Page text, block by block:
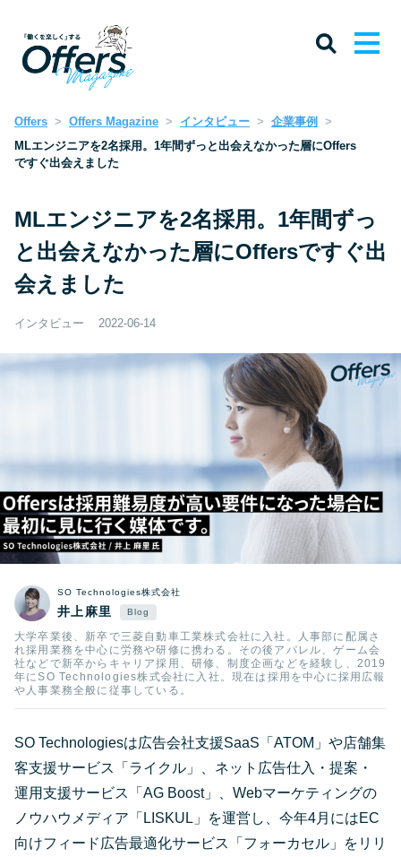
Offers Offers Magazine インタビュー
企業事例
MLエンジニアを2名採用。1年間ずっと出会えなかった層にOffers
ですぐ出会えました
MLエンジニアを2名採用。1年間ずっ
と出会えなかった層にOffersですぐ出
会えました
インタビュー 2022-06-14
SO Technologies株式会社
井上麻里
大学卒業後、新卒で三菱自動車工業株式会社に入社。人事部に配属さ
れ採用業務を中心に労務や研修に携わる。その後アパレル、ゲーム会
社などで新卒からキャリア採用、研修、制度企画などを経験し、2019
年にSO Technologies株式会社に入社。現在は採用を中心に採用広報
や人事業務全般に従事している。
SO Technologiesは広告会社支援SaaS「ATOM」や店舗集
客支援サービス「ライクル」、ネット広告仕入・提案・
運用支援サービス「AG Boost」、Webマーケティングの
ノウハウメディア「LISKUL」を運営し、今年4月にはEC
向けフィード広告最適化サービス「フォーカセル」をリリ